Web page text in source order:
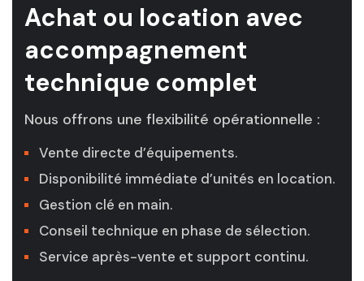
Achat ou location avec
accompagnement
technique complet
Nous offrons une flexibilité opérationnelle :
Vente directe d’équipements.
Disponibilité immédiate d’unités en location.
Gestion clé en main.
Conseil technique en phase de sélection.
Service après-vente et support continu.